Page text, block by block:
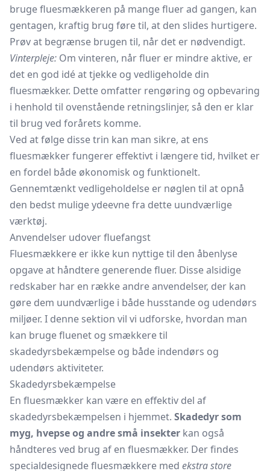
bruge fluesmækkeren på mange fluer ad gangen, kan
gentagen, kraftig brug føre til, at den slides hurtigere.
Prøv at begrænse brugen til, når det er nødvendigt.
Vinterpleje: Om vinteren, når fluer er mindre aktive, er
det en god idé at tjekke og vedligeholde din
fluesmækker. Dette omfatter rengøring og opbevaring
i henhold til ovenstående retningslinjer, så den er klar
til brug ved forårets komme.
Ved at følge disse trin kan man sikre, at ens
fluesmækker fungerer effektivt i længere tid, hvilket er
en fordel både økonomisk og funktionelt.
Gennemtænkt vedligeholdelse er nøglen til at opnå
den bedst mulige ydeevne fra dette uundværlige
værktøj.
Anvendelser udover fluefangst
Fluesmækkere er ikke kun nyttige til den åbenlyse
opgave at håndtere generende fluer. Disse alsidige
redskaber har en række andre anvendelser, der kan
gøre dem uundværlige i både husstande og udendørs
miljøer. I denne sektion vil vi udforske, hvordan man
kan bruge fluenet og smækkere til
skadedyrsbekæmpelse og både indendørs og
udendørs aktiviteter.
Skadedyrsbekæmpelse
En fluesmækker kan være en effektiv del af
skadedyrsbekæmpelsen i hjemmet. Skadedyr som
myg, hvepse og andre små insekter kan også
håndteres ved brug af en fluesmækker. Der findes
specialdesignede fluesmækkere med ekstra store